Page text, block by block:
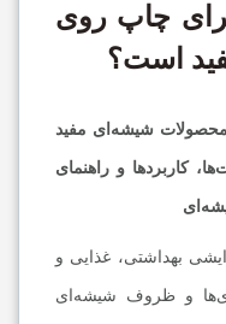
چاپ روی
است؟
شیشه‌ای مفید
کاربردها و راهنمای
بهداشتی، غذایی و
و ظروف شیشه‌ای